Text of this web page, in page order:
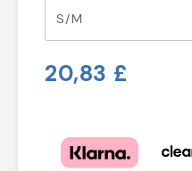
20,83 £